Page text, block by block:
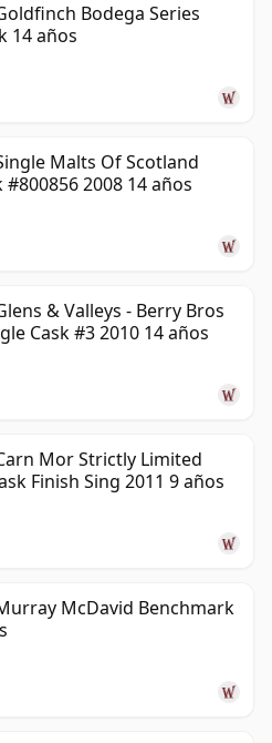
Bodega Series
14 años
Malts Of Scotland
#800856 2008 14 años
& Valleys - Berry Bros
Cask #3 2010 14 años
Mor Strictly Limited
Finish Sing 2011 9 años
McDavid Benchmark